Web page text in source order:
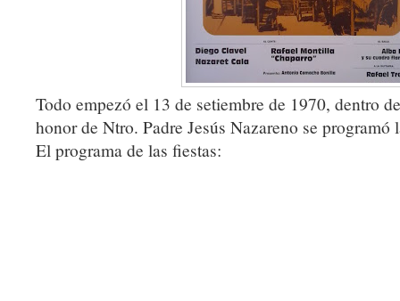
Todo empezó el 13 de setiembre de 1970, dentro
honor de Ntro. Padre Jesús Nazareno se
El programa de las fiestas: